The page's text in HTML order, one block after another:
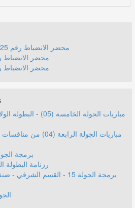
محضر الانضباط رقم 25 - صنف الأكابر
محضر الانضباط رقم
محضر الانضباط رقم 23
مباريات الجولة
مباريات الجولة
برمجة الجولة 03 فئة أقل من
رزنامة البطولة
برمجة الجولة 15 - القسم